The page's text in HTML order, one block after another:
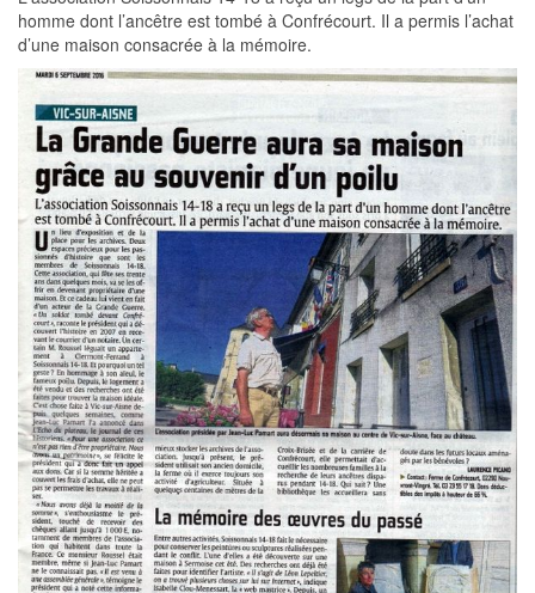
homme dont l’ancêtre est tombé à Confrécourt. Il a permis l’achat
d’une maison consacrée à la mémoire.